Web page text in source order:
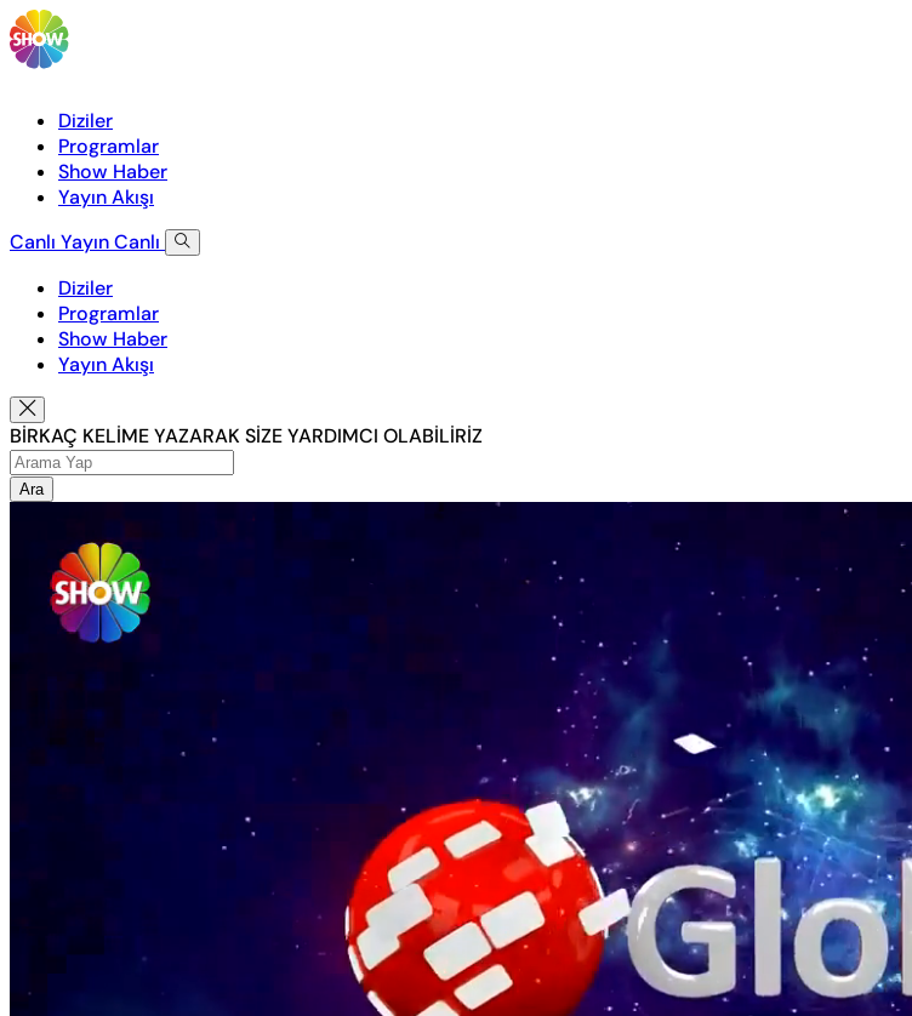
Diziler
Programlar
Show Haber
Yayın Akışı
Canlı YayınCanlı
Diziler
Programlar
Show Haber
Yayın Akışı
BİRKAÇ KELİME YAZARAK SİZE YARDIMCI OLABİLİRİZ
Ara